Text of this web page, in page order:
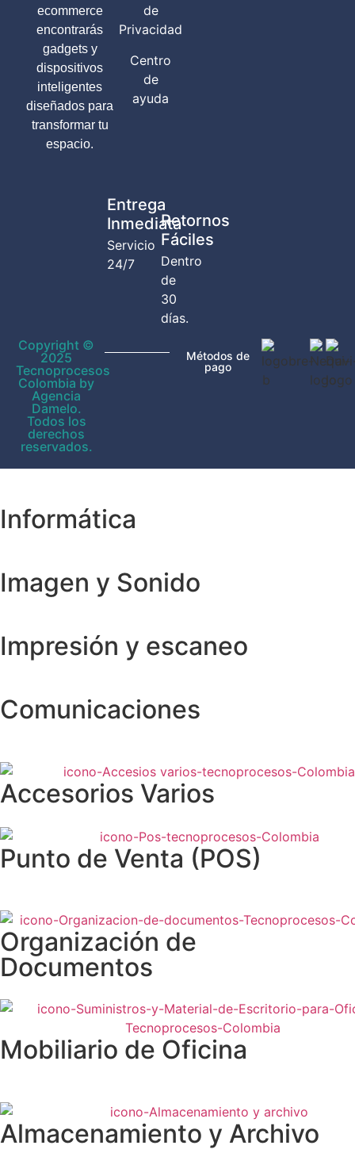
ecommerce
encontrarás
gadgets y
dispositivos
inteligentes
diseñados para
transformar tu
espacio.
Entrega
Inmediata
Servicio
24/7
Retornos
Fáciles
Dentro
de
30
días.
de
Privacidad
Centro
de
ayuda
Copyright ©
2025
Tecnoprocesos
Colombia by
Agencia
Damelo.
Todos los
derechos
reservados.
Métodos de
pago
Informática
Imagen y Sonido
Impresión y escaneo
Comunicaciones
Accesorios Varios
Punto de Venta (POS)
Organización de
Documentos
Mobiliario de Oficina
Almacenamiento y Archivo